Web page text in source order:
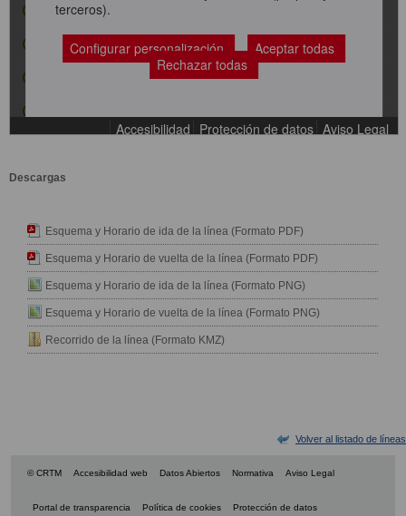
Descargas
Esquema y Horario de ida de la línea (Formato PDF)
Esquema y Horario de vuelta de la línea (Formato PDF)
Esquema y Horario de ida de la línea (Formato PNG)
Esquema y Horario de vuelta de la línea (Formato PNG)
Recorrido de la línea (Formato KMZ)
Volver al listado de líneas
© CRTM Accesibilidad web Datos Abiertos Normativa Aviso Legal
Portal de transparencia Política de cookies Protección de datos